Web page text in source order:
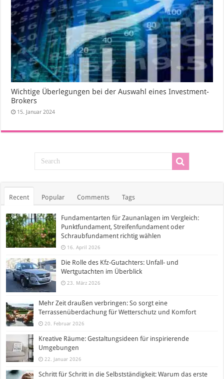
Wichtige Überlegungen bei der Auswahl eines Investment-
Brokers
15. Januar 2024
Recent Popular Comments Tags
Fundamentarten für Zaunanlagen im Vergleich:
Punktfundament, Streifenfundament oder
Schraubfundament richtig wählen
16. April 2026
Die Rolle des Kfz-Gutachters: Unfall- und
Wertgutachten im Überblick
23. März 2026
Mehr Zeit draußen verbringen: So sorgt eine
Terrassenüberdachung für Wetterschutz und Komfort
20. Februar 2026
Kreative Räume: Gestaltungsideen für inspirierende
Umgebungen
22. Januar 2026
Schritt für Schritt in die Selbstständigkeit: Warum das erste